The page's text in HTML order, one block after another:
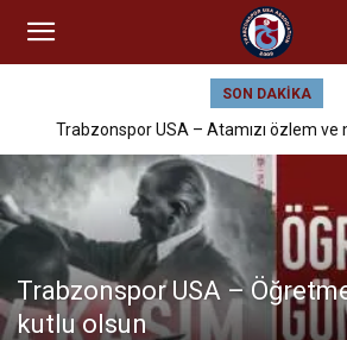
SON DAKIKA
Trabzonspor USA – Atamızı özlem ve
Trabzonspor USA –
kutlu olsun